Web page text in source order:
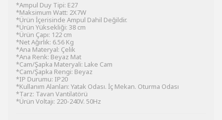
*Ampul Duy Tipi: E27
*Maksimum Watt: 2X7W
*Ürün İçerisinde Ampul Dahil Değildir.
*Ürün Yüksekliği: 38 cm
*Ürün Çapı: 122 cm
*Net Ağırlık: 6.56 Kg
*Ana Materyal: Çelik
*Ana Renk: Beyaz Mat
*Cam/Şapka Materyali: Lake Cam
*Cam/Şapka Rengi: Beyaz
*IP Durumu: IP20
*Kullanım Alanları: Yatak Odası. İç Mekan. Oturma Odası
*Tarz: Tavan Vantilatörü
*Ürün Voltajı: 220-240V. 50Hz